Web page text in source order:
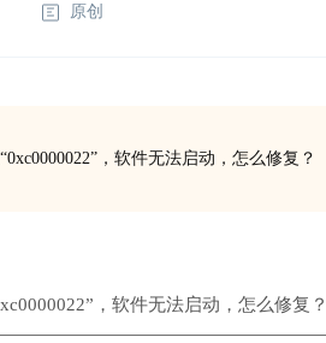
原创
，软件无法启动，怎么修复？
，软件无法启动，怎么修复？